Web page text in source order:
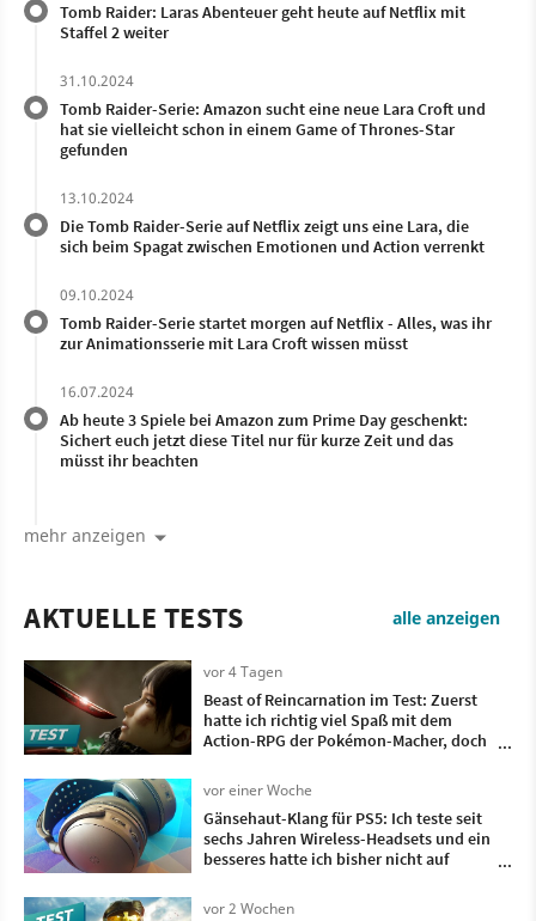
Tomb Raider: Laras Abenteuer geht heute auf Netflix mit
Staffel 2 weiter
31.10.2024
Tomb Raider-Serie: Amazon sucht eine neue Lara Croft und
hat sie vielleicht schon in einem Game of Thrones-Star
gefunden
13.10.2024
Die Tomb Raider-Serie auf Netflix zeigt uns eine Lara, die
sich beim Spagat zwischen Emotionen und Action verrenkt
09.10.2024
Tomb Raider-Serie startet morgen auf Netflix - Alles, was ihr
zur Animationsserie mit Lara Croft wissen müsst
16.07.2024
Ab heute 3 Spiele bei Amazon zum Prime Day geschenkt:
Sichert euch jetzt diese Titel nur für kurze Zeit und das
müsst ihr beachten
mehr anzeigen
AKTUELLE TESTS alle anzeigen
vor 4 Tagen
Beast of Reincarnation im Test: Zuerst
hatte ich richtig viel Spaß mit dem
Action-RPG der Pokémon-Macher, doch
vorbei ist
vor einer Woche
Gänsehaut-Klang für PS5: Ich teste seit
sechs Jahren Wireless-Headsets und ein
besseres hatte ich bisher nicht auf
vor 2 Wochen